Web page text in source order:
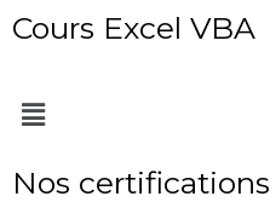
Cours Excel VBA
Menu
Nos certifications